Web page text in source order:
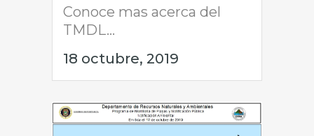
Conoce mas acerca del
TMDL...
18 octubre, 2019